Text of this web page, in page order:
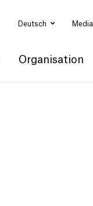
Deutsch Media
Organisation